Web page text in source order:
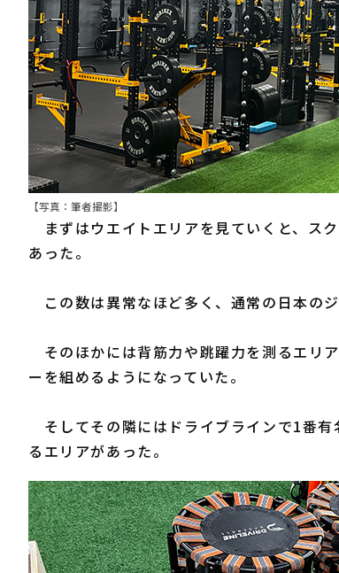
【写真：筆者撮影】
まずはウエイトエリアを見ていくと、ス
あった。
この数は異常なほど多く、通常の日本の
そのほかには背筋力や跳躍力を測るエリ
ーを組めるようになっていた。
そしてその隣にはドライブラインで1番
るエリアがあった。